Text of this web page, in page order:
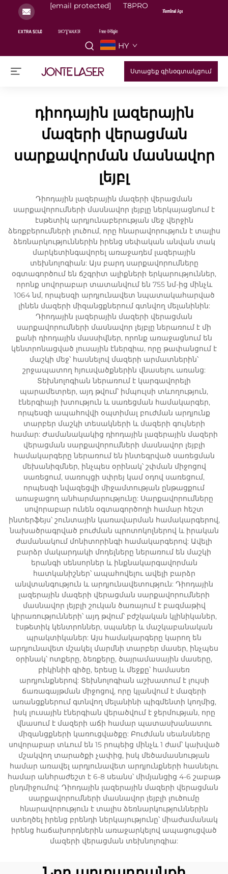
[email protected] T8PRO
HY
Ստացեք գինօգտակցում
դիոդային լազերային
մազերի վերացման
սարքավորման մասնավոր
լեյբլ
Դիոդային լազերային մազերի վերացման
սարքավորումների մասնավոր լեյբլը ներկայացնում է
էսթետիկ արդյունաբերության մեջ վերջին
ձեռքբերումների լուծում, որը հնարավորություն է տալիս
ձեռնարկություններին իրենց սեփական անվան տակ
մարկետինգավորել առաջադեմ լազերային
տեխնոլոգիան: Այս բարդ սարքավորումները
օգտագործում են ճշգրիտ ալիքների երկարություններ,
որոնք սովորաբար տատանվում են 755 նմ-ից մինչև
1064 նմ, որպեսզի արդյունավետ նպատակահարված
լինեն մազերի միզանցքներում գտնվող մելանինին:
Դիոդային լազերային մազերի վերացման
սարքավորումների մասնավոր լեյբլը ներառում է մի
քանի դիոդային մասսիվներ, որոնք առաջացնում են
կենտրոնացված լուսային էներգիա, որը թափանցում է
մաշկի մեջ՝ հասնելով մազերի արմատներին՝
շրջապատող հյուսվածքներին վնասելու առանց:
Տեխնոլոգիան ներառում է կարգավորելի
պարամետրեր, այդ թվում՝ իմպուլսի տևողություն,
էներգիայի խտություն և սառեցման համակարգեր,
որպեսզի ապահովվի օպտիմալ բուժման արդյունք
տարբեր մաշկի տեսակների և մազերի գույների
համար: Ժամանակակից դիոդային լազերային մազերի
վերացման սարքավորումների մասնավոր լեյբլի
համակարգերը ներառում են ինտեգրված սառեցման
մեխանիզմներ, ինչպես օրինակ՝ շփման միջոցով
սառեցում, սառույցի սփրեյ կամ օդով սառեցում,
որպեսզի նվազեցվի միջամտության ընթացքում
առաջացող անհարմարությունը: Սարքավորումները
սովորաբար ունեն օգտագործողի համար հեշտ
ինտերֆեյս՝ շունտային կառավարման համակարգերով,
նախածրագրված բուժման պրոտոկոլներով և իրական
ժամանակում մոնիտորինգի համակարգերով: Ավելի
բարձր մակարդակի մոդելները ներառում են մաշկի
երանգի սենսորներ և ինքնակարգավորման
հատկանիշներ՝ ապահովելու ավելի բարձր
անվտանգություն և արդյունավետություն: Դիոդային
լազերային մազերի վերացման սարքավորումների
մասնավոր լեյբլի շուկան ծառայում է բազմաթիվ
կիրառությունների՝ այդ թվում՝ բժշկական կլինիկաներ,
էսթետիկ կենտրոններ, սպաներ և մաշկաբանական
պրակտիկաներ: Այս համակարգերը կարող են
արդյունավետ մշակել մարմնի տարբեր մասեր, ինչպես
օրինակ՝ ոտքերը, ձեռքերը, ծայրամասային մասերը,
բիկինիի գիծը, երեսը և մեջքը՝ համասեռ
արդյունքներով: Տեխնոլոգիան աշխատում է լույսի
ճառագայթման միջոցով, որը կլանվում է մազերի
առանցքներում գտնվող մելանինի պիգմենտի կողմից,
իսկ լուսային էներգիան վերածվում է ջերմության, որը
վնասում է մազերի աճի համար պատասխանատու
միզանցքների կառուցվածքը: Բուժման սեանսները
սովորաբար տևում են 15 րոպեից մինչև 1 ժամ՝ կախված
մշակվող տարածքի չափից, իսկ մեծամասնության
համար առավել արդյունավետ արդյունքների հասնելու
համար անհրաժեշտ է 6-8 սեանս՝ միմյանցից 4-6 շաբաթ
ընդմիջումով: Դիոդային լազերային մազերի վերացման
սարքավորումների մասնավոր լեյբլի լուծումը
հնարավորություն է տալիս ձեռնարկություններին
ստեղծել իրենց բրենդի ներկայությունը՝ միաժամանակ
իրենց հաճախորդներին առաջարկելով ապացուցված
մազերի վերացման տեխնոլոգիա: